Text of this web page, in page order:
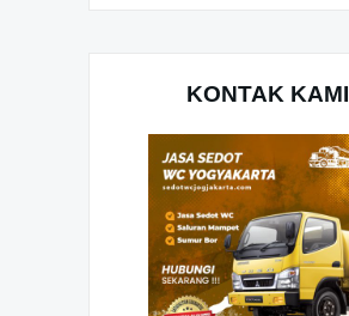
KONTAK KAMI